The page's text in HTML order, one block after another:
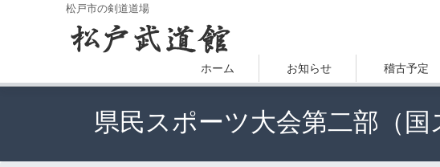
松戸市の剣道道場
ホーム お知らせ 稽古予定
県民スポーツ大会第二部（